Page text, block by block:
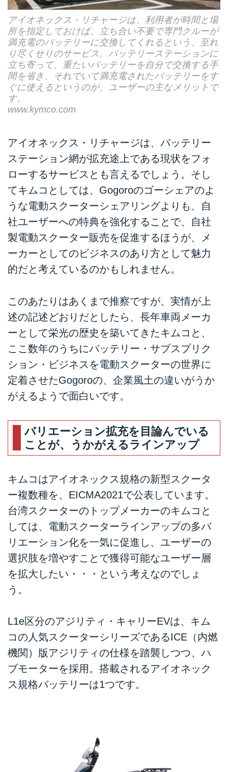
アイオネックス・リチャージは、利用者が時間と場
所を指定しておけば、立ち合い不要で専門クルーが
満充電のバッテリーに交換してくれるという、至れ
り尽くせりのサービス。バッテリーステーションに
立ち寄って、重たいバッテリーを自分で交換する手
間を省き、それでいて満充電されたバッテリーをす
ぐに使えるというのが、ユーザーの主なメリットで
す。
www.kymco.com
アイオネックス・リチャージは、バッテリー
ステーション網が拡充途上である現状をフォ
ローするサービスとも言えるでしょう。そし
てキムコとしては、Gogoroのゴーシェアのよ
うな電動スクーターシェアリングよりも、自
社ユーザーへの特典を強化することで、自社
製電動スクーター販売を促進するほうが、メ
ーカーとしてのビジネスのあり方として魅力
的だと考えているのかもしれません。
このあたりはあくまで推察ですが、実情が上
述の記述どおりだとしたら、長年車両メーカ
ーとして栄光の歴史を築いてきたキムコと、
ここ数年のうちにバッテリー・サブスプリク
ション・ビジネスを電動スクーターの世界に
定着させたGogoroの、企業風土の違いがうか
がえるようで面白いです。
バリエーション拡充を目論んでいる
ことが、うかがえるラインアップ
キムコはアイオネックス規格の新型スクータ
ー複数種を、EICMA2021で公表しています。
台湾スクーターのトップメーカーのキムコと
しては、電動スクーターラインアップの多バ
リエーション化を一気に促進し、ユーザーの
選択肢を増やすことで獲得可能なユーザー層
を拡大したい・・・という考えなのでしょ
う。
L1e区分のアジリティ・キャリーEVは、キム
コの人気スクーターシリーズであるICE（内燃
機関）版アジリティの仕様を踏襲しつつ、ハ
ブモーターを採用。搭載されるアイオネック
ス規格バッテリーは1つです。